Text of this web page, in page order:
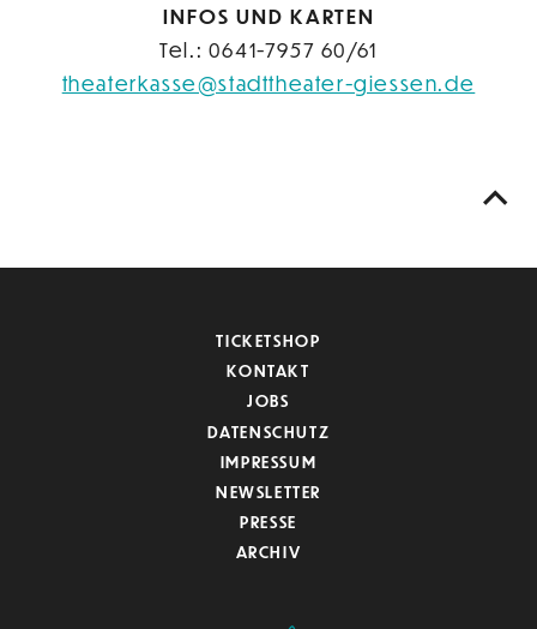
INFOS UND KARTEN
Tel.: 0641-7957 60/61
theaterkasse@stadttheater-giessen.de
TICKETSHOP
KONTAKT
JOBS
DATENSCHUTZ
IMPRESSUM
NEWSLETTER
PRESSE
ARCHIV